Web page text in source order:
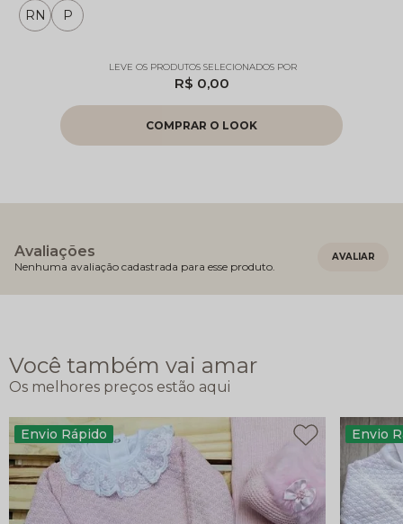
RN P
R$ 0,00
Avaliações
Nenhuma avaliação cadastrada para esse produto.
Você também vai amar
Envio Rápido Envio